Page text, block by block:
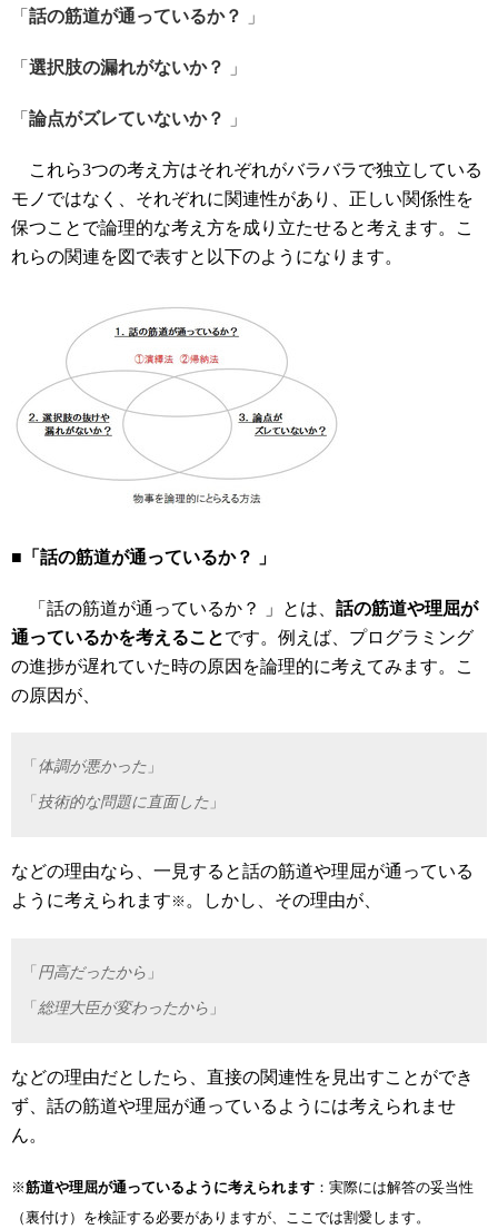
「 話の筋道が通っているか？ 」
「 選択肢の漏れがないか？ 」
「 論点がズレていないか？ 」
これら3つの考え方はそれぞれがバラバラで独立している
モノではなく、それぞれに関連性があり、正しい関係性を
保つことで論理的な考え方を成り立たせると考えます。こ
れらの関連を図で表すと以下のようになります。
■「話の筋道が通っているか？ 」
「話の筋道が通っているか？ 」とは、 話の筋道や理屈が
通っているかを考えることです。例えば、プログラミング
の進捗が遅れていた時の原因を論理的に考えてみます。こ
の原因が、
「 体調が悪かった 」
「 技術的な問題に直面した 」
などの理由なら、一見すると話の筋道や理屈が通っている
ように考えられます ※ 。しかし、その理由が、
「 円高だったから 」
「 総理大臣が変わったから 」
などの理由だとしたら、直接の関連性を見出すことができ
ず、話の筋道や理屈が通っているようには考えられませ
ん。
※筋道や理屈が通っているように考えられます ：実際には解答の妥当性
（裏付け）を検証する必要がありますが、ここでは割愛します。